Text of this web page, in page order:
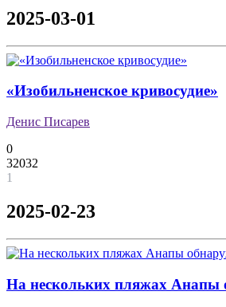
2025-03-01
«Изобильненское кривосудие»
Денис Писарев
0
32032
1
2025-02-23
На нескольких пляжах Анапы